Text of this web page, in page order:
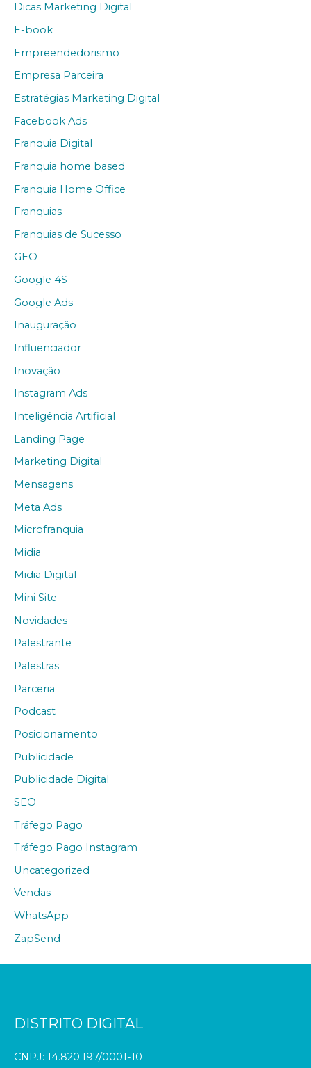
Dicas Marketing Digital
E-book
Empreendedorismo
Empresa Parceira
Estratégias Marketing Digital
Facebook Ads
Franquia Digital
Franquia home based
Franquia Home Office
Franquias
Franquias de Sucesso
GEO
Google 4S
Google Ads
Inauguração
Influenciador
Inovação
Instagram Ads
Inteligência Artificial
Landing Page
Marketing Digital
Mensagens
Meta Ads
Microfranquia
Midia
Midia Digital
Mini Site
Novidades
Palestrante
Palestras
Parceria
Podcast
Posicionamento
Publicidade
Publicidade Digital
SEO
Tráfego Pago
Tráfego Pago Instagram
Uncategorized
Vendas
WhatsApp
ZapSend
DISTRITO DIGITAL
CNPJ: 14.820.197/0001-10